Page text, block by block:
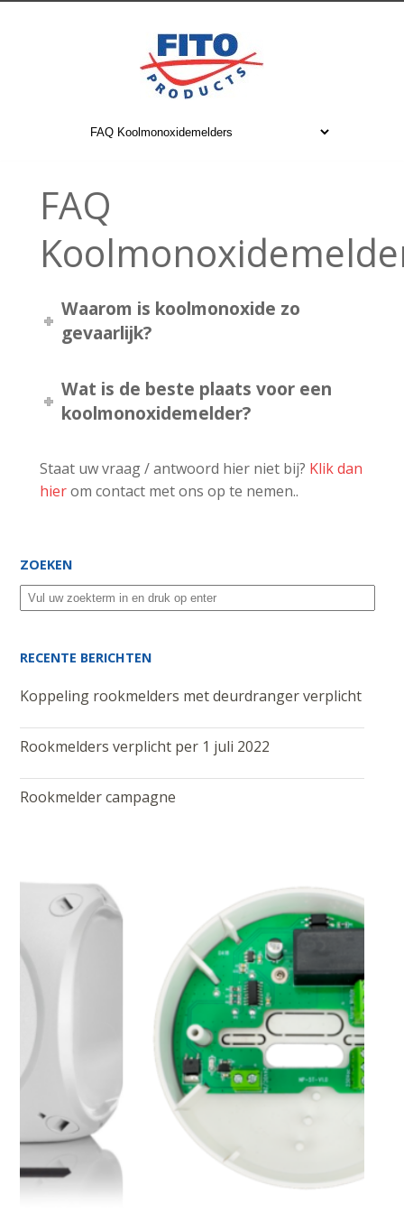
FAQ
Waarom is koolmonoxide zo
gevaarlijk?
Wat is de beste plaats voor een
koolmonoxidemelder?
Staat uw vraag / antwoord hier niet bij? Klik dan
hierom contact met ons op te nemen..
ZOEKEN
RECENTE BERICHTEN
Koppeling rookmelders met deurdranger verplicht
Rookmelders verplicht per 1 juli 2022
Rookmelder campagne